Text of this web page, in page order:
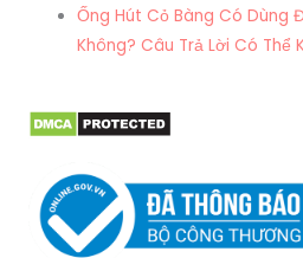
Ống Hút Cỏ Bàng Có Dùng
Không? Câu Trả Lời Có Thể